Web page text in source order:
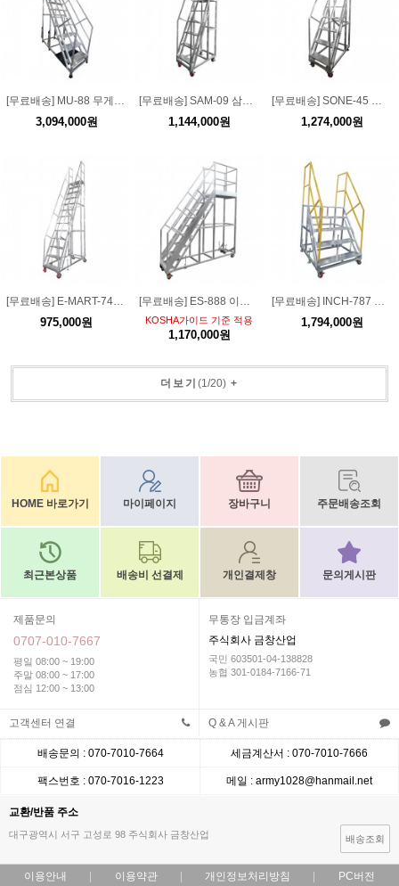
[무료배송] MU-88 무게추 안전 계단작업대 사다리 3단~20단
3,094,000원
[무료배송] SAM-09 삼립청주공장 작업대 사다리 3단~20단 계단사다리
1,144,000원
[무료배송] SONE-45 에스원 안전작업대 사다리 3단~20단 계단사다리
1,274,000원
[무료배송] E-MART-747 이마트 물류창고용 작업대 사다리 3단~20단
975,000원
[무료배송] ES-888 이스덤 안전 계단작업대 3단~20단 안전사다리
KOSHA가이드 기준 적용
1,170,000원
[무료배송] INCH-787 인천공항 항공기 정비 계단작업대 3단~20단
1,794,000원
더보기 (1/20) +
HOME 바로가기 마이페이지 장바구니 주문배송조회
최근본상품 배송비 선결제 개인결제창 문의게시판
제품문의
0707-010-7667
평일 08:00 ~ 19:00
주말 08:00 ~ 17:00
점심 12:00 ~ 13:00
무통장 입금계좌
주식회사 금창산업
국민 603501-04-138828
농협 301-0184-7166-71
고객센터 연결 Q & A 게시판
배송문의 : 070-7010-7664 세금계산서 : 070-7010-7666
팩스번호 : 070-7016-1223 메일 : army1028@hanmail.net
교환/반품 주소
대구광역시 서구 고성로 98 주식회사 금창산업 배송조회
이용안내 이용약관 개인정보처리방침 PC버전